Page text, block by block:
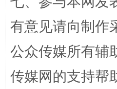
有意见请向制作
公众传媒所有辅
传媒网的支持帮